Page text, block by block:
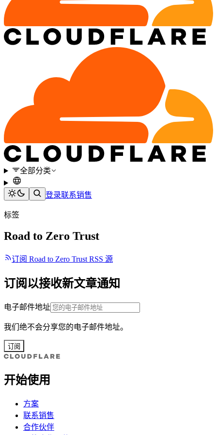
全部分类
登录联系销售
标签
Road to Zero Trust
订阅 Road to Zero Trust RSS 源
订阅以接收新文章通知
电子邮件地址
我们绝不会分享您的电子邮件地址。
订阅
开始使用
方案
联系销售
合作伙伴